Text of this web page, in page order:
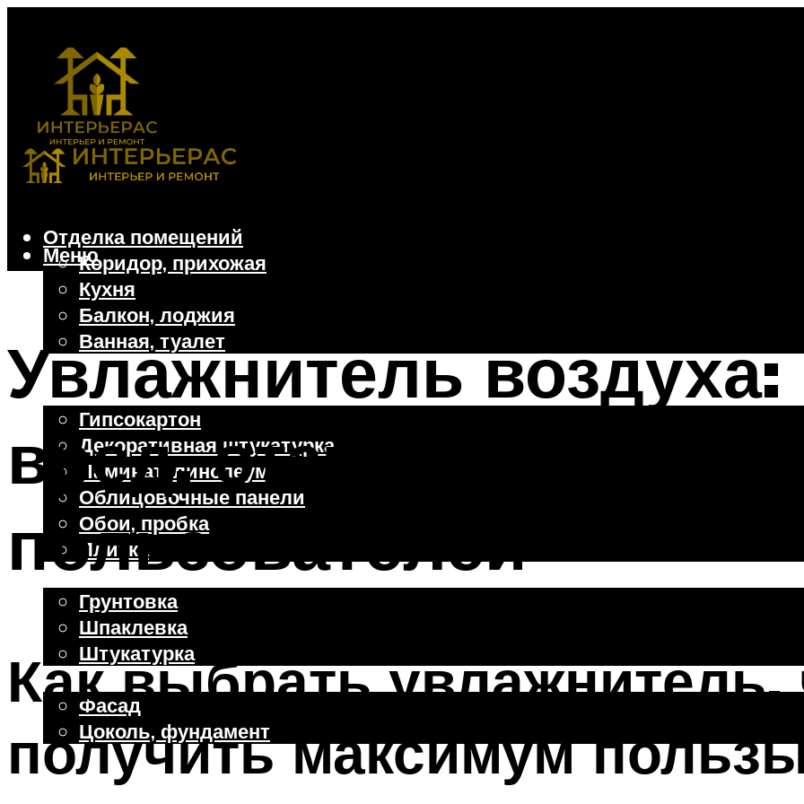
Отделка помещений
Коридор, прихожая
Кухня
Балкон, лоджия
Ванная, туалет
Дачные и частные дома
Отделочные материалы
Гипсокартон
Декоративная штукатурка
Ламинат, линолеум
Облицовочные панели
Обои, пробка
Плитка
Отделочные работы
Грунтовка
Шпаклевка
Штукатурка
Внешняя отделка
Фасад
Цоколь, фундамент
Меню
Увлажнитель воздуха:
вред, отзывы и мнение
пользователей
Как выбрать
получить максимум